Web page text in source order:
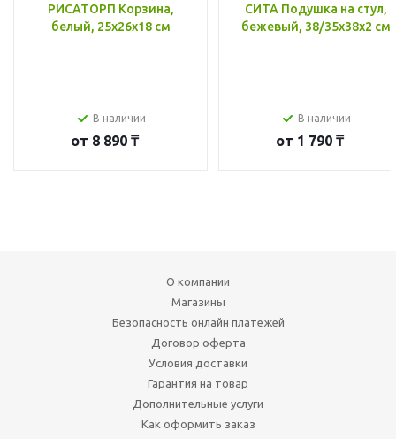
РИСАТОРП Корзина,
белый, 25x26x18 см
В наличии
от 8 890 ₸
СИТА Подушка на стул,
бежевый, 38/35x38x2 см
В наличии
от 1 790 ₸
О компании
Магазины
Безопасность онлайн платежей
Договор оферта
Условия доставки
Гарантия на товар
Дополнительные услуги
Как оформить заказ